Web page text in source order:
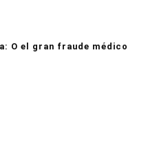
O el gran fraude médico